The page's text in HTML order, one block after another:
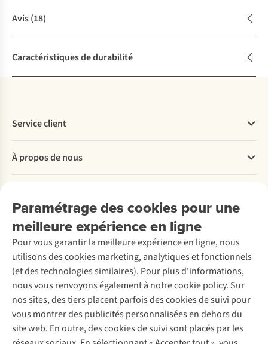
Avis(18)
Caractéristiques de durabilité
Paramétrage des cookies pour une
meilleure expérience en ligne
Pour vous garantir la meilleure expérience en ligne, nous
utilisons des cookies marketing, analytiques et fonctionnels
(et des technologies similaires). Pour plus d'informations,
nous vous renvoyons également à notre cookie policy. Sur
nos sites, des tiers placent parfois des cookies de suivi pour
vous montrer des publicités personnalisées en dehors du
site web. En outre, des cookies de suivi sont placés par les
Service client
Commander
Payer
Retourner
Rétractation d'une commande
Entretien & réparations
Garantie
Contactez-nous
À propos de nous
Entreprise responsable
À propos d’Ayacucho
Nos magasins
À propos d’A.S.Adventure
Déclaration d'accessibilité
Location / Location sports d’hiver
Seconde-main
Entretien de ski
Service de lavage
Entretien de chaussures
Réparation de chaussures
Réparation de vêtements
Retouches
Pour les entreprises
Découvrez
A.S.Magazine
Explore Camp
Expertise & conseils
Abonnez-vous à la newsletter
Suivez-nous